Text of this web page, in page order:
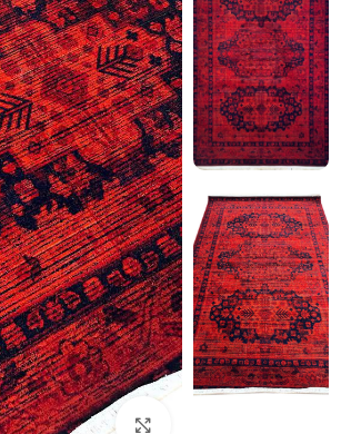
بزرگنمایی تصویر